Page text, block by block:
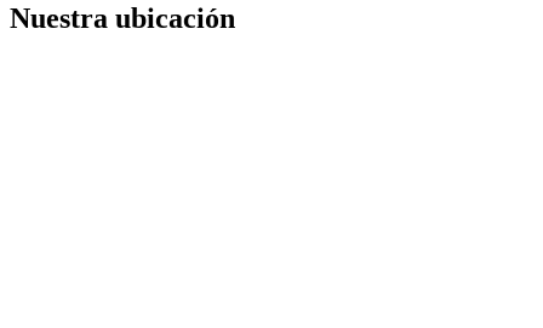
Nuestra ubicación